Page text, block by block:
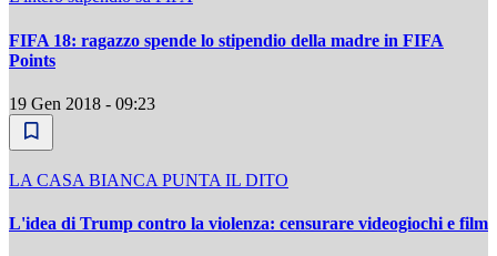
FIFA 18: ragazzo spende lo stipendio della madre in FIFA
Points
19 Gen 2018 - 09:23
LA CASA BIANCA PUNTA IL DITO
L'idea di Trump contro la violenza: censurare videogiochi e film